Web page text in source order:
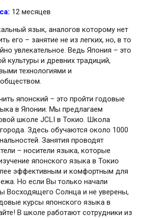
12 месяцев
язык, аналогов которому нет
его – занятие не из легких, но, в то
увлекательное. Ведь Япония – это
культуры и древних традиций,
технологиями и
японский – это пройти годовые
в Японии. Мы предлагаем
школе JCLI в Токио. Школа
Здесь обучаются около 1000
Занятия проводят
– носители языка, которые
японского языка в Токио
эффективным и комфортным для
Но если Вы только начали
Восходящего Солнца и не уверены,
курсы японского языка в
В школе работают сотрудники из